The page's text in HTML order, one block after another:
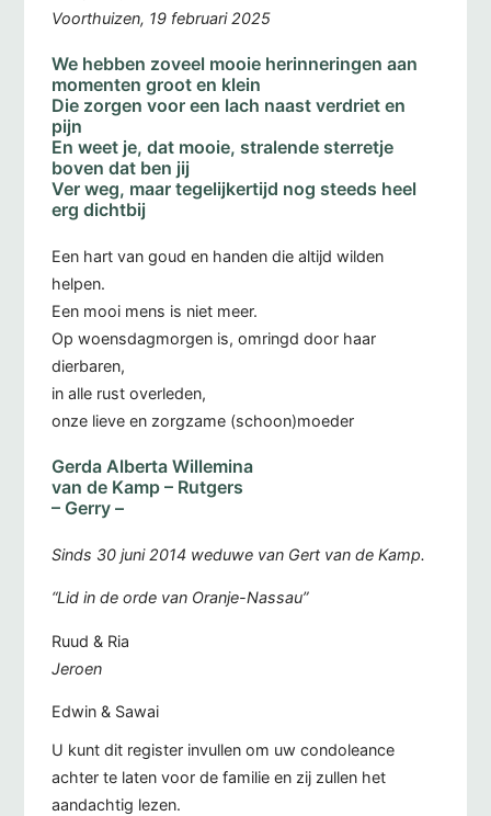
Voorthuizen, 19 februari 2025
We hebben zoveel mooie herinneringen aan
momenten groot en klein
Die zorgen voor een lach naast verdriet en
pijn
En weet je, dat mooie, stralende sterretje
boven dat ben jij
Ver weg, maar tegelijkertijd nog steeds heel
erg dichtbij
Een hart van goud en handen die altijd wilden
helpen.
Een mooi mens is niet meer.
Op woensdagmorgen is, omringd door haar
dierbaren,
in alle rust overleden,
onze lieve en zorgzame (schoon)moeder
Gerda Alberta Willemina
van de Kamp – Rutgers
– Gerry –
Sinds 30 juni 2014 weduwe van Gert van de Kamp.
“Lid in de orde van Oranje-Nassau”
Ruud & Ria
Jeroen
Edwin & Sawai
U kunt dit register invullen om uw condoleance
achter te laten voor de familie en zij zullen het
aandachtig lezen.